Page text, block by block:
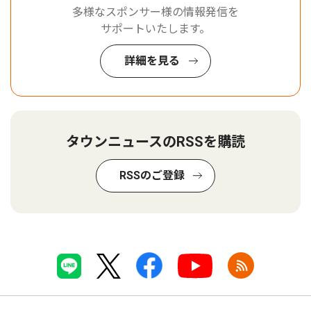
多様なスポンサー様の情報発信を
サポートいたします。
詳細を見る
タウンニュースのRSSを購読
RSSのご登録